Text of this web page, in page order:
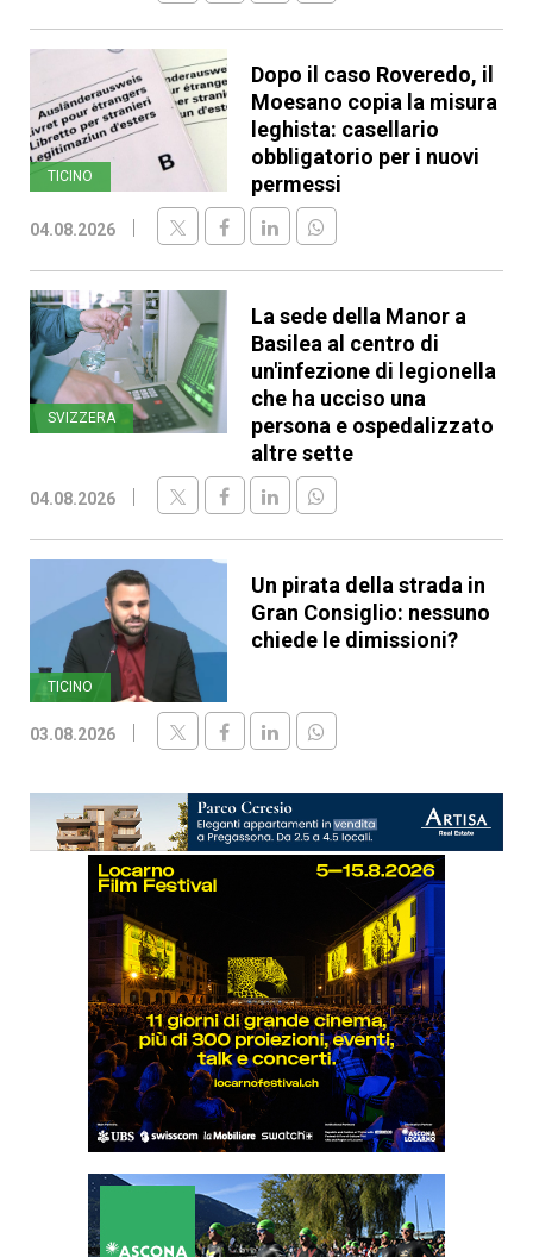
TICINO
Dopo il caso Roveredo, il
Moesano copia la misura
leghista: casellario
obbligatorio per i nuovi
permessi
04.08.2026
SVIZZERA
La sede della Manor a
Basilea al centro di
un'infezione di legionella
che ha ucciso una
persona e ospedalizzato
altre sette
04.08.2026
TICINO
Un pirata della strada in
Gran Consiglio: nessuno
chiede le dimissioni?
03.08.2026